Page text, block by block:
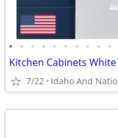
• • • • • • • • • •
7/22 Idaho And